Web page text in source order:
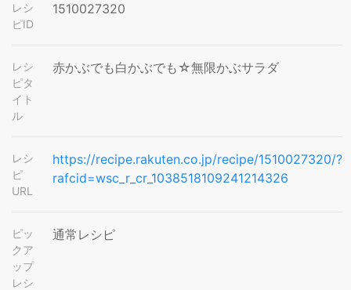
レシ
ピID
1510027320
レシ
ピタ
イト
ル
赤かぶでも白かぶでも☆無限かぶサラダ
レシ
ピ
URL
https://recipe.rakuten.co.jp/recipe/1510027320/?
rafcid=wsc_r_cr_1038518109241214326
ピッ
クア
ップ
レシ
通常レシピ